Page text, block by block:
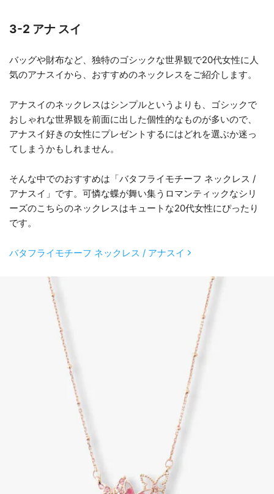
3-2 アナ スイ
バッグや財布など、独特のゴシックな世界観で20代女性に人
気のアナスイから、おすすめのネックレスをご紹介します。
アナスイのネックレスはシンプルというよりも、ゴシックで
おしゃれな世界観を前面に出した個性的なものが多いので、
アナスイ好きの女性にプレゼントするにはどれを選ぶか迷っ
てしまうかもしれません。
そんな中でのおすすめは「バタフライモチーフ ネックレス /
アナスイ」です。可憐な蝶が舞い集うロマンティックなシリ
ーズのこちらのネックレスはキュートな20代女性にぴったり
です。
バタフライモチーフ ネックレス / アナスイ